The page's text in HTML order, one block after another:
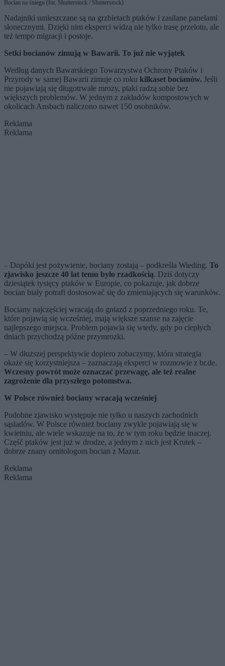
Bocian na śniegu (fot. Shutterstock / Shutterstock)
Nadajniki umieszczane są na grzbietach ptaków i zasilane panelami
słonecznymi. Dzięki nim eksperci widzą nie tylko trasę przelotu, ale
też tempo migracji i postoje.
Setki bocianów zimują w Bawarii. To już nie wyjątek
Według danych Bawarskiego Towarzystwa Ochrony Ptaków i
Przyrody w samej Bawarii zimuje co roku kilkaset bocianów. Jeśli
nie pojawiają się długotrwałe mrozy, ptaki radzą sobie bez
większych problemów. W jednym z zakładów kompostowych w
okolicach Ansbach naliczono nawet 150 osobników.
Reklama
Reklama
– Dopóki jest pożywienie, bociany zostają – podkreśla Wieding. To
zjawisko jeszcze 40 lat temu było rzadkością. Dziś dotyczy
dziesiątek tysięcy ptaków w Europie, co pokazuje, jak dobrze
bocian biały potrafi dostosować się do zmieniających się warunków.
Bociany najczęściej wracają do gniazd z poprzedniego roku. Te,
które pojawią się wcześniej, mają większe szanse na zajęcie
najlepszego miejsca. Problem pojawia się wtedy, gdy po ciepłych
dniach przychodzą późne przymrozki.
– W dłuższej perspektywie dopiero zobaczymy, która strategia
okaże się korzystniejsza – zaznaczają eksperci w rozmowie z br.de.
Wczesny powrót może oznaczać przewagę, ale też realne
zagrożenie dla przyszłego potomstwa.
W Polsce również bociany wracają wcześniej
Podobne zjawisko występuje nie tylko u naszych zachodnich
sąsiadów. W Polsce również bociany zwykle pojawiają się w
kwietniu, ale wiele wskazuje na to, że w tym roku będzie inaczej.
Część ptaków jest już w drodze, a jednym z nich jest Krutek –
dobrze znany ornitologom bocian z Mazur.
Reklama
Reklama